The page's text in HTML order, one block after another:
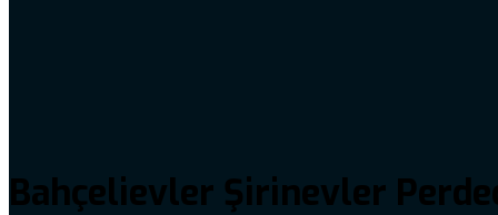
Bahçelievler Şirinevler